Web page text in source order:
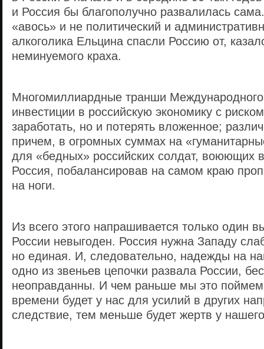
и Россия бы благополучно развалилась
«авось» и не политический и
алкоголика Ельцина спасли Россию от,
неминуемого краха.
Многомиллиардные транши
инвестиции в российскую экономику с
заработать, но и потерять вложенное;
причем, в огромных суммах на
для «бедных» российских солдат, воюющих
Россия, побалансировав на самом краю
на ноги.
Из всего этого напрашивается только один
России невыгоден. Россия нужна Западу
но единая. И, следовательно, надежды на
одно из звеньев цепочки развала России,
неоправданны. И чем раньше мы это
времени будет у нас для усилий в других
следствие, тем меньше будет жертв у